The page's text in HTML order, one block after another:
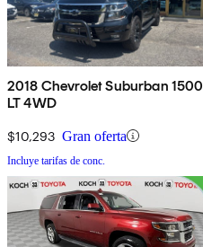
2018 Chevrolet Suburban 1500
LT 4WD
$10,293 Gran oferta
Incluye tarifas de conc.